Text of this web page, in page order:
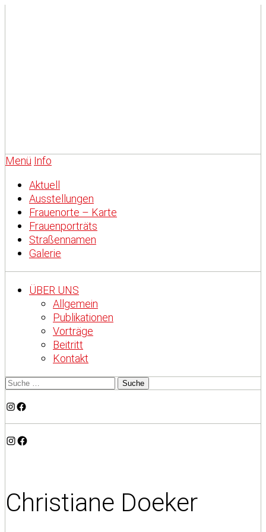
Menü Info
Aktuell
Ausstellungen
Frauenorte – Karte
Frauenporträts
Straßennamen
Galerie
ÜBER UNS
Allgemein
Publikationen
Vorträge
Beitritt
Kontakt
Instagram
Facebook
Instagram
Facebook
Christiane Doeker